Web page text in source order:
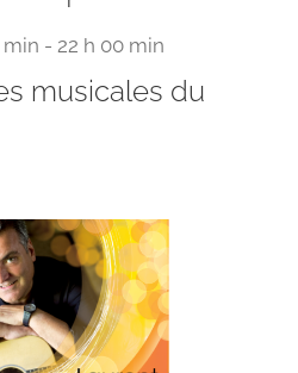
- 22 h 00 min
musicales du